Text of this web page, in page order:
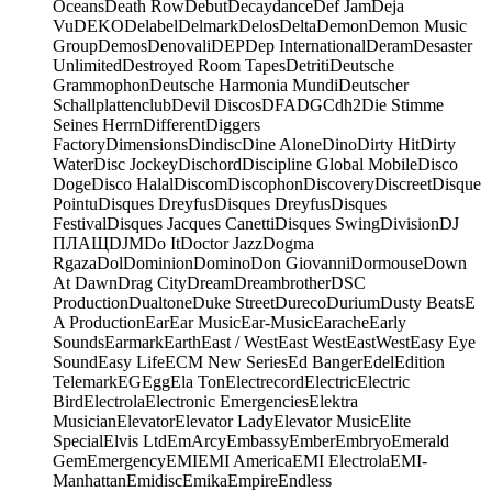
OceansDeath RowDebutDecaydanceDef JamDeja
VuDEKODelabelDelmarkDelosDeltaDemonDemon Music
GroupDemosDenovaliDEPDep InternationalDeramDesaster
UnlimitedDestroyed Room TapesDetritiDeutsche
GrammophonDeutsche Harmonia MundiDeutscher
SchallplattenclubDevil DiscosDFADGCdh2Die Stimme
Seines HerrnDifferentDiggers
FactoryDimensionsDindiscDine AloneDinoDirty HitDirty
WaterDisc JockeyDischordDiscipline Global MobileDisco
DogeDisco HalalDiscomDiscophonDiscoveryDiscreetDisque
PointuDisques DreyfusDisques DreyfusDisques
FestivalDisques Jacques CanettiDisques SwingDivisionDJ
ПЛАЩDJMDo ItDoctor JazzDogma
RgazaDolDominionDominoDon GiovanniDormouseDown
At DawnDrag CityDreamDreambrotherDSC
ProductionDualtoneDuke StreetDurecoDuriumDusty BeatsE
A ProductionEarEar MusicEar-MusicEaracheEarly
SoundsEarmarkEarthEast / WestEast WestEastWestEasy Eye
SoundEasy LifeECM New SeriesEd BangerEdelEdition
TelemarkEGEggEla TonElectrecordElectricElectric
BirdElectrolaElectronic EmergenciesElektra
MusicianElevatorElevator LadyElevator MusicElite
SpecialElvis LtdEmArcyEmbassyEmberEmbryoEmerald
GemEmergencyEMIEMI AmericaEMI ElectrolaEMI-
ManhattanEmidiscEmikaEmpireEndless